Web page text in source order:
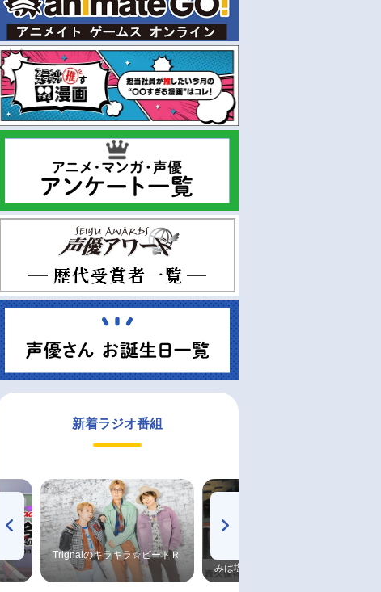
新着ラジオ番組
Trignalのキラキラ☆ビートＲ
みは塩だけ